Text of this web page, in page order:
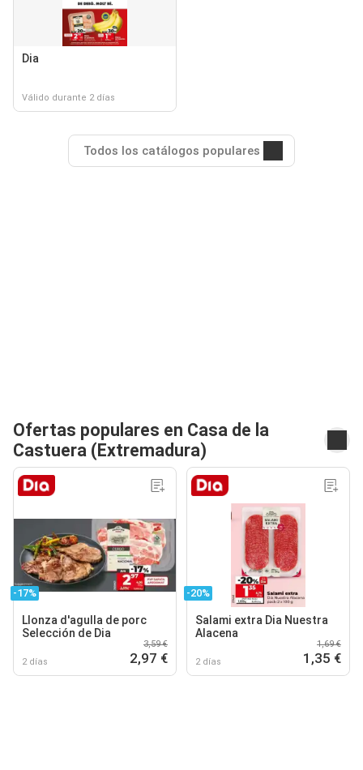
Dia
Válido durante 2 días
Todos los catálogos populares
Ofertas populares en Casa de la
Castuera (Extremadura)
-17%
Llonza d'agulla de porc
Selección de Dia
2 días
3,59 €
2,97 €
-20%
Salami extra Dia Nuestra
Alacena
2 días
1,69 €
1,35 €